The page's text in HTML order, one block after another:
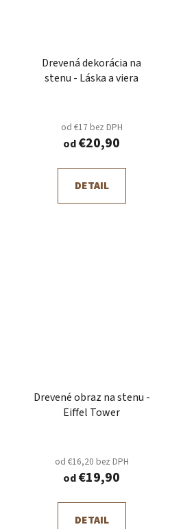
Drevená dekorácia na
stenu - Láska a viera
od €17 bez DPH
od€20,90
DETAIL
Drevené obraz na stenu -
Eiffel Tower
od €16,20 bez DPH
od€19,90
DETAIL